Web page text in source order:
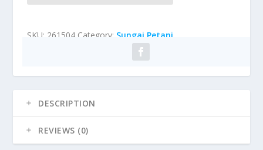
SKU: 261504 Category: Sungai Petani
DESCRIPTION
REVIEWS (0)